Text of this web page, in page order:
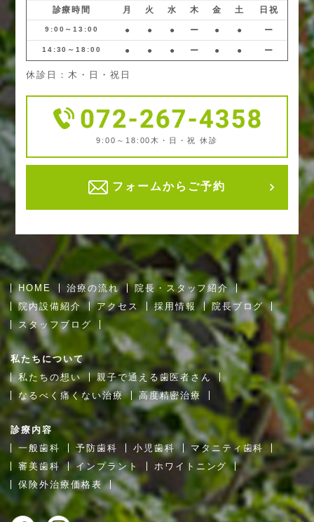
診療時間 月 火 水 木 金 土 日祝
9:00～13:00 ● ● ● ー ● ● ー
14:30～18:00 ● ● ● ー ● ● ー
休診日：木・日・祝日
9:00～18:00 木・日・祝 休診
フォームからご予約
HOME 治療の流れ
院長・スタッフ紹介
院内設備紹介
アクセス 採用情報
院長ブログ
スタッフブログ
私たちについて
私たちの想い
親子で通える歯医者さん
なるべく痛くない治療
高度精密治療
診療内容
一般歯科
予防歯科 小児歯科
マタニティ歯科
審美歯科
インプラント
ホワイトニング
保険外治療価格表